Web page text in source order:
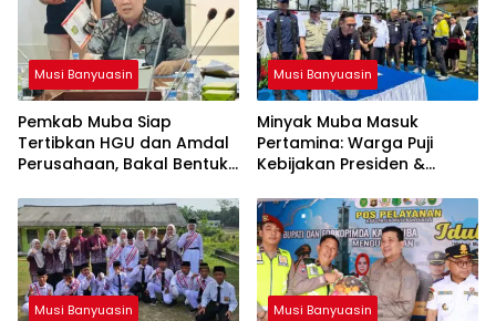
Musi Banyuasin
Pemkab Muba Siap
Tertibkan HGU dan Amdal
Perusahaan, Bakal Bentuk
Musi Banyuasin
Minyak Muba Masuk
Pertamina: Warga Puji
Kebijakan Presiden &
Musi Banyuasin Musi Banyuasin